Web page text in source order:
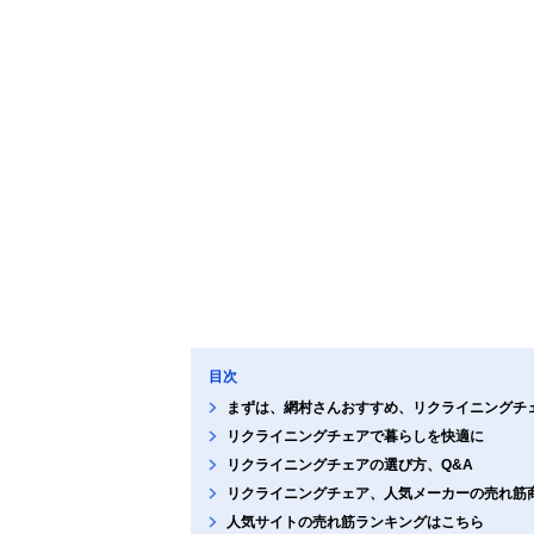
目次
まずは、網村さんおすすめ、リクライニングチ
リクライニングチェアで暮らしを快適に
リクライニングチェアの選び方、Q&A
リクライニングチェア、人気メーカーの売れ筋
人気サイトの売れ筋ランキングはこちら